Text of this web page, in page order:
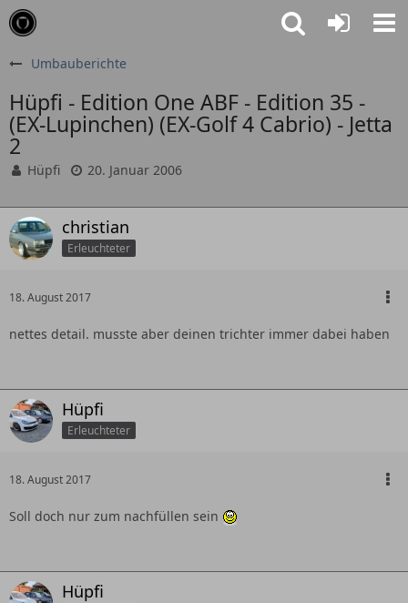
Umbauberichte
Hüpfi - Edition One ABF - Edition 35 -
(EX-Lupinchen) (EX-Golf 4 Cabrio) - Jetta
2
Hüpfi 20. Januar 2006
christian
Erleuchteter
18. August 2017
nettes detail. musste aber deinen trichter immer dabei haben
Hüpfi
Erleuchteter
18. August 2017
Soll doch nur zum nachfüllen sein
Hüpfi